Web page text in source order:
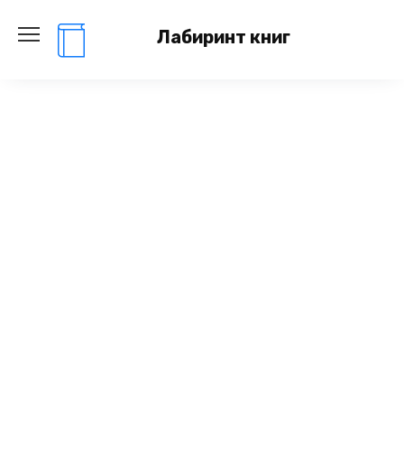
содержанию
Лабиринт книг